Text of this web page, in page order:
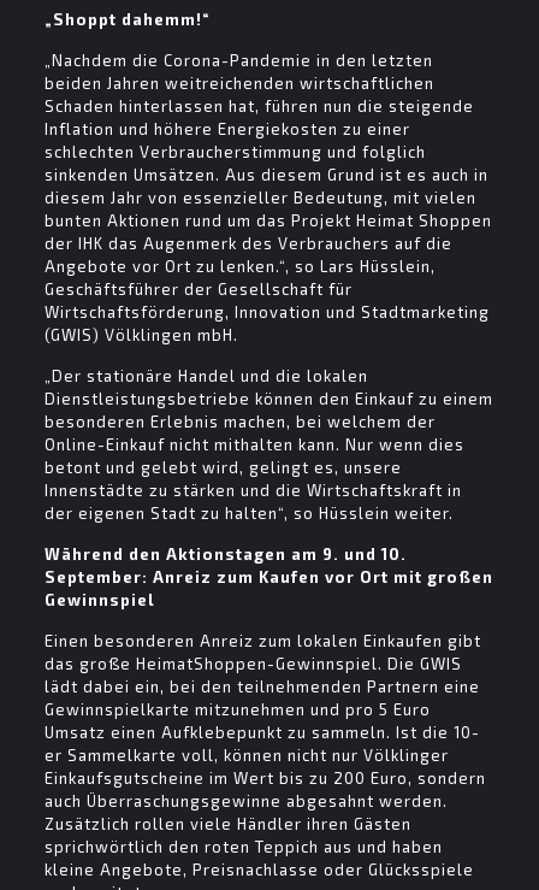
„Shoppt dahemm!“
„Nachdem die Corona-Pandemie in den letzten
beiden Jahren weitreichenden wirtschaftlichen
Schaden hinterlassen hat, führen nun die steigende
Inflation und höhere Energiekosten zu einer
schlechten Verbraucherstimmung und folglich
sinkenden Umsätzen. Aus diesem Grund ist es auch in
diesem Jahr von essenzieller Bedeutung, mit vielen
bunten Aktionen rund um das Projekt Heimat Shoppen
der IHK das Augenmerk des Verbrauchers auf die
Angebote vor Ort zu lenken.“, so Lars Hüsslein,
Geschäftsführer der Gesellschaft für
Wirtschaftsförderung, Innovation und Stadtmarketing
(GWIS) Völklingen mbH.
„Der stationäre Handel und die lokalen
Dienstleistungsbetriebe können den Einkauf zu einem
besonderen Erlebnis machen, bei welchem der
Online-Einkauf nicht mithalten kann. Nur wenn dies
betont und gelebt wird, gelingt es, unsere
Innenstädte zu stärken und die Wirtschaftskraft in
der eigenen Stadt zu halten“, so Hüsslein weiter.
Während den Aktionstagen am 9. und 10.
September: Anreiz zum Kaufen vor Ort mit großen
Gewinnspiel
Einen besonderen Anreiz zum lokalen Einkaufen gibt
das große HeimatShoppen-Gewinnspiel. Die GWIS
lädt dabei ein, bei den teilnehmenden Partnern eine
Gewinnspielkarte mitzunehmen und pro 5 Euro
Umsatz einen Aufklebepunkt zu sammeln. Ist die 10-
er Sammelkarte voll, können nicht nur Völklinger
Einkaufsgutscheine im Wert bis zu 200 Euro, sondern
auch Überraschungsgewinne abgesahnt werden.
Zusätzlich rollen viele Händler ihren Gästen
sprichwörtlich den roten Teppich aus und haben
kleine Angebote, Preisnachlasse oder Glücksspiele